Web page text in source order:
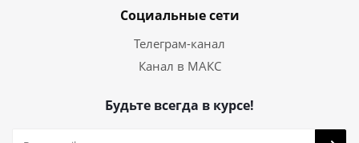
Социальные сети
Телеграм-канал
Канал в МАКС
Будьте всегда в курсе!